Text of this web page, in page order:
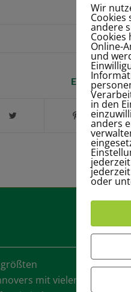
2. MÄRZ 2021
/
EINTRAG
mit vielen
Wir
Cookies
andere
Online-
und
in den
anders
oder